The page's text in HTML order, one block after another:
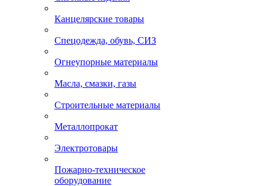
Канцелярские товары
Спецодежда, обувь, СИЗ
Огнеупорные материалы
Масла, смазки, газы
Строительные материалы
Металлопрокат
Электротовары
Пожарно-техническое
оборудование